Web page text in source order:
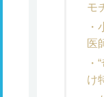
モ
医
け